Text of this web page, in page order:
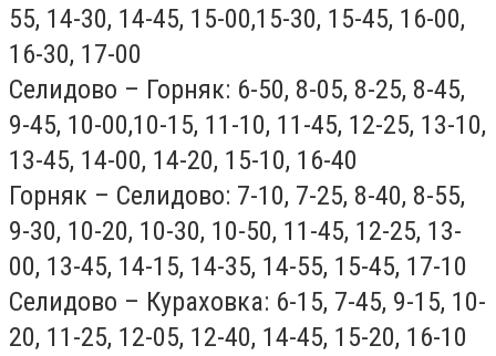
55, 14-30, 14-45, 15-00,15-30, 15-45, 16-00,
16-30, 17-00
Селидово – Горняк: 6-50, 8-05, 8-25, 8-45,
9-45, 10-00,10-15, 11-10, 11-45, 12-25, 13-10,
13-45, 14-00, 14-20, 15-10, 16-40
Горняк – Селидово: 7-10, 7-25, 8-40, 8-55,
9-30, 10-20, 10-30, 10-50, 11-45, 12-25, 13-
00, 13-45, 14-15, 14-35, 14-55, 15-45, 17-10
Селидово – Кураховка: 6-15, 7-45, 9-15, 10-
20, 11-25, 12-05, 12-40, 14-45, 15-20, 16-10